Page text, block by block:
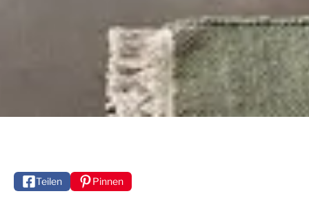
Teilen Pinnen